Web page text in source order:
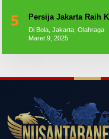
5 Persija Jakarta Raih
Di Bola, Jakarta, Olahraga
Maret 9, 2025